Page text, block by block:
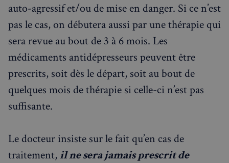
auto-agressif et/ou de mise en danger. Si ce n’est
pas le cas, on débutera aussi par une thérapie qui
sera revue au bout de 3 à 6 mois. Les
médicaments antidépresseurs peuvent être
prescrits, soit dès le départ, soit au bout de
quelques mois de thérapie si celle-ci n’est pas
suffisante.
Le docteur insiste sur le fait qu’en cas de
traitement,il ne sera jamais prescrit de